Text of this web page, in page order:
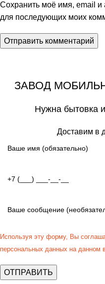
Сохранить моё имя, email и
для последующих моих
ЗАВОД
Нужна бытовка
Доставим в
Используя эту форму, Вы
персональных данных на данном